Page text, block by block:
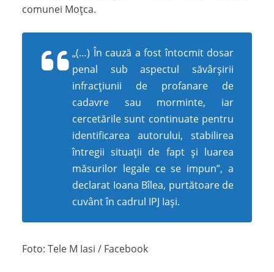
comunei Moţca.
„(…) În cauză a fost întocmit dosar
penal sub aspectul săvârşirii
infracţiunii de profanare de
cadavre sau morminte, iar
cercetările sunt continuate pentru
identificarea autorului, stabilirea
întregii situaţii de fapt şi luarea
măsurilor legale ce se impun”, a
declarat Ioana Bîlea, purtătoare de
cuvânt în cadrul IPJ Iaşi.
Foto: Tele M Iasi / Facebook